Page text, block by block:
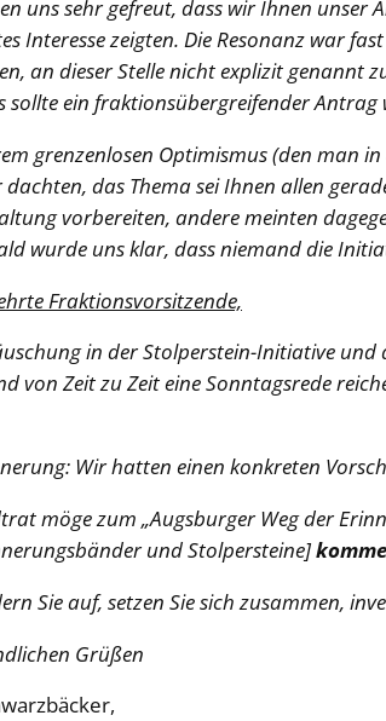
uns sehr gefreut, dass wir Ihnen unser
Interesse zeigten. Die Resonanz war
an dieser Stelle nicht explizit genannt
sollte ein fraktionsübergreifender Antrag
grenzenlosen Optimismus (den man
dachten, das Thema sei Ihnen allen
vorbereiten, andere meinten
wurde uns klar, dass niemand die
Fraktionsvorsitzende,
in der Stolperstein-Initiative
von Zeit zu Zeit eine Sonntagsrede
Wir hatten einen konkreten
möge zum „Augsburger Weg der
und Stolpersteine]
Sie auf, setzen Sie sich zusammen,
Grüßen